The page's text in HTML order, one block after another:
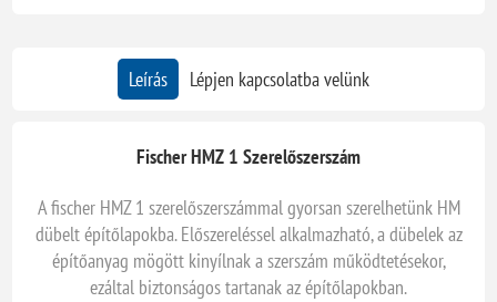
Leírás Lépjen kapcsolatba velünk
Fischer HMZ 1 Szerelőszerszám
A fischer HMZ 1 szerelőszerszámmal gyorsan szerelhetünk HM
dübelt építőlapokba. Előszereléssel alkalmazható, a dübelek az
építőanyag mögött kinyílnak a szerszám működtetésekor,
ezáltal biztonságos tartanak az építőlapokban.